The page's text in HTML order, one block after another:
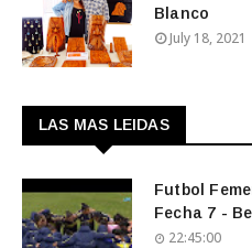
Blanco
July 18, 2021
LAS MAS LEIDAS
Futbol
Fecha 7 -
22:45:00